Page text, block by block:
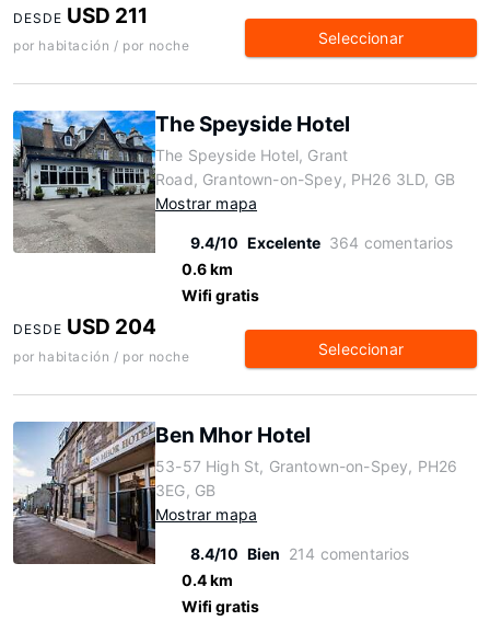
DESDE USD 211
por habitación / por noche Seleccionar
The Speyside Hotel
The Speyside Hotel, Grant
Road, Grantown-on-Spey, PH26 3LD, GB
Mostrar mapa
9.4/10 Excelente 364 comentarios
0.6 km
Wifi gratis
DESDE USD 204
por habitación / por noche Seleccionar
Ben Mhor Hotel
53-57 High St, Grantown-on-Spey, PH26
3EG, GB
Mostrar mapa
8.4/10 Bien 214 comentarios
0.4 km
Wifi gratis